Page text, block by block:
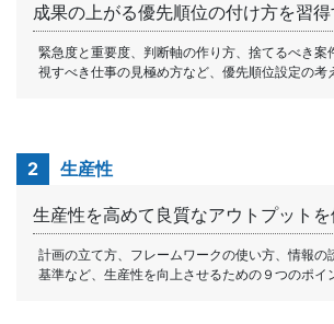
成果の上がる優先順位の付け方を習得
緊急度と重要度、判断軸の作り方、捨てるべき案
視すべき仕事の見極め方など、優先順位設定の考
2 生産性
生産性を高めて良質なアウトプット
計画の立て方、フレームワークの使い方、情報の
基準など、生産性を向上させるための９つのポイ